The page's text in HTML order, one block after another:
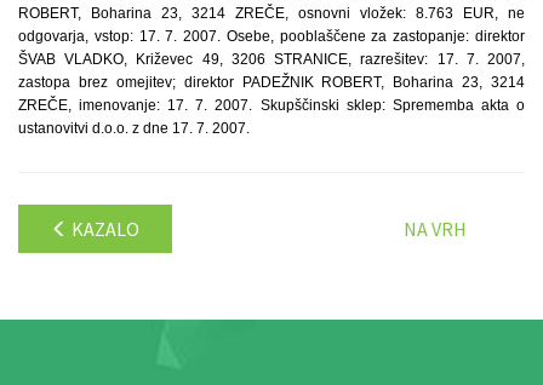
ROBERT, Boharina 23, 3214 ZREČE, osnovni vložek: 8.763 EUR, ne
odgovarja, vstop: 17. 7. 2007. Osebe, pooblaščene za zastopanje: direktor
ŠVAB VLADKO, Križevec 49, 3206 STRANICE, razrešitev: 17. 7. 2007,
zastopa brez omejitev; direktor PADEŽNIK ROBERT, Boharina 23, 3214
ZREČE, imenovanje: 17. 7. 2007. Skupščinski sklep: Sprememba akta o
ustanovitvi d.o.o. z dne 17. 7. 2007.
KAZALO NA VRH